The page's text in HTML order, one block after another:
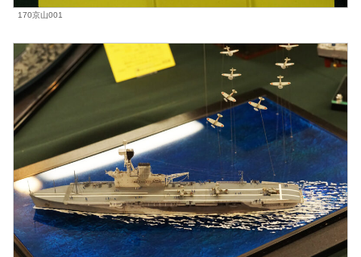
170京山001